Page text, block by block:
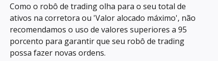
Como o robô de trading olha para o seu total de
ativos na corretora ou 'Valor alocado máximo', não
recomendamos o uso de valores superiores a 95
porcento para garantir que seu robô de trading
possa fazer novas ordens.